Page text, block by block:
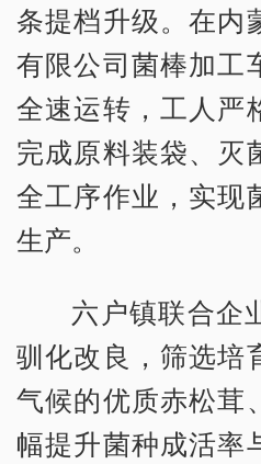
条提档升级。在内
有限公司菌棒加工
全速运转，工人严
完成原料装袋、灭
全工序作业，实现
生产。
六户镇联合企
驯化改良，筛选培
气候的优质赤松茸
幅提升菌种成活率